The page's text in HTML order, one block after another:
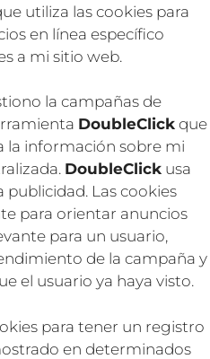
utiliza las cookies para
en línea específico
a mi sitio web.
la campañas de
DoubleClick que
la información sobre mi
DoubleClick usa
publicidad. Las cookies
para orientar anuncios
para un usuario,
de la campaña y
el usuario ya haya visto.
para tener un registro
en determinados